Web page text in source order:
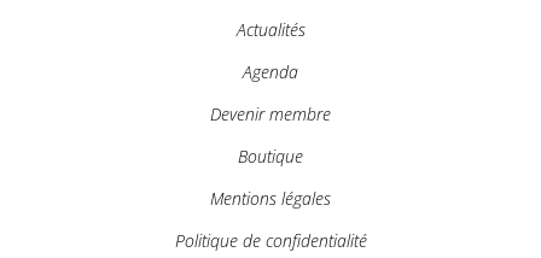
Actualités
Agenda
Devenir membre
Boutique
Mentions légales
Politique de confidentialité